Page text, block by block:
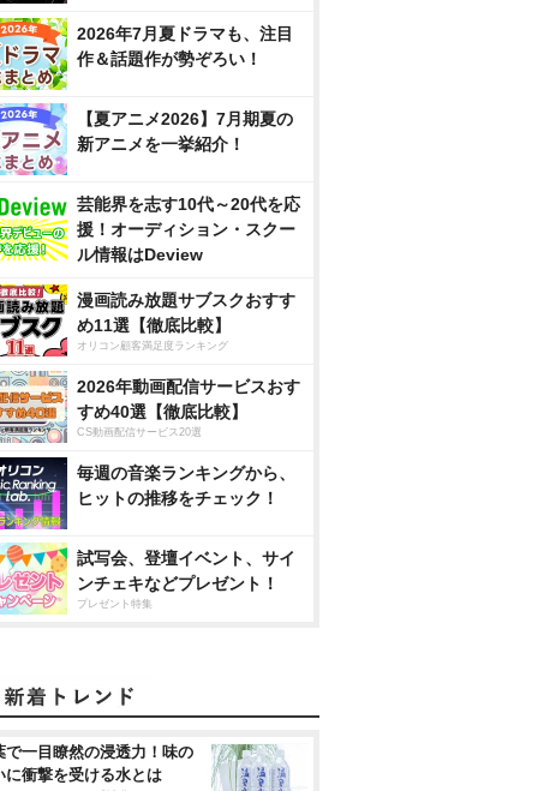
2026年7月夏ドラマも、注目
作＆話題作が勢ぞろい！
【夏アニメ2026】7月期夏の
新アニメを一挙紹介！
芸能界を志す10代～20代を応
援！オーディション・スクー
ル情報はDeview
漫画読み放題サブスクおすす
め11選【徹底比較】
オリコン顧客満足度ランキング
2026年動画配信サービスおす
すめ40選【徹底比較】
CS動画配信サービス20選
毎週の音楽ランキングから、
ヒットの推移をチェック！
試写会、登壇イベント、サイ
ンチェキなどプレゼント！
プレゼント特集
で一目瞭然の浸透力！味の
に衝撃を受ける水とは